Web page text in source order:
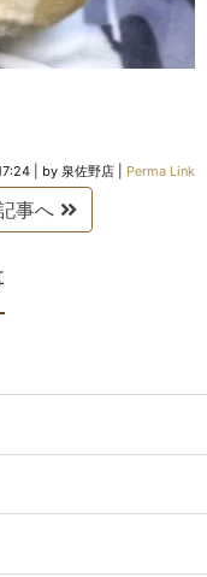
by 泉佐野店 Perma Link
事へ